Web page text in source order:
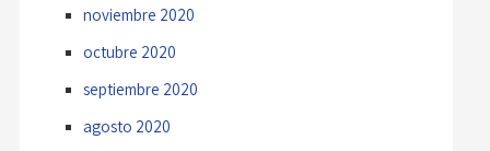
noviembre 2020
octubre 2020
septiembre 2020
agosto 2020